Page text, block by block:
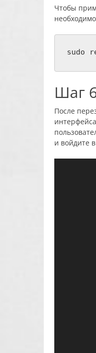
Чтобы
sudo
Шаг
После
и войдите